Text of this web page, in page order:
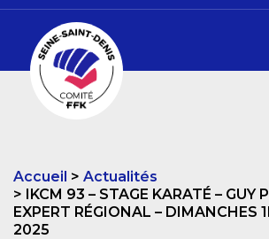
Accueil
Actualités
IKCM 93 – STAGE KARATÉ – GUY
EXPERT RÉGIONAL – DIMANCHES
2025